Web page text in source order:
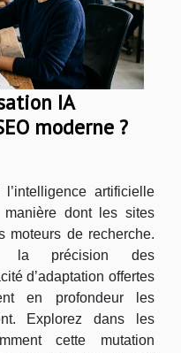
IA
moderne ?
l’intelligence artificielle
manière dont les sites
moteurs de recherche.
la précision des
d’adaptation offertes
en profondeur les
Explorez dans les
cette mutation